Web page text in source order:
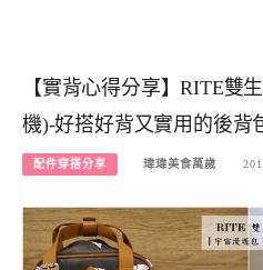
【實背心得分享】RITE雙
機)-好搭好背又實用的後背
配件穿搭分享 瑋瑋美食萬歲